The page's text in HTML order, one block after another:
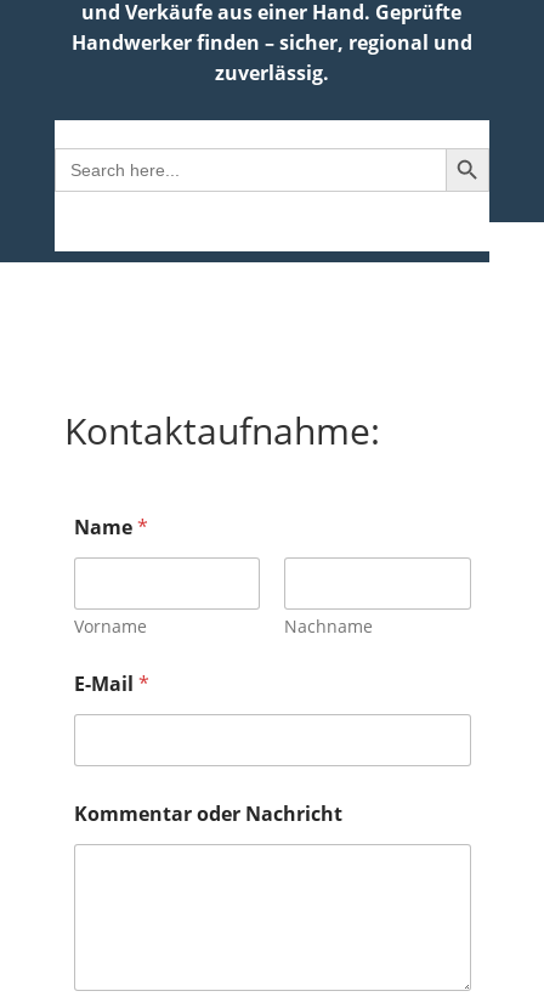
und Verkäufe aus einer Hand. Geprüfte
Handwerker finden – sicher, regional und
zuverlässig.
Search
for:
Search Button
Kontaktaufnahme:
K
o
m
e
t
a
r
a
h
i
Name*
Vorname Nachname
E-Mail *
Kommentar oder Nachricht